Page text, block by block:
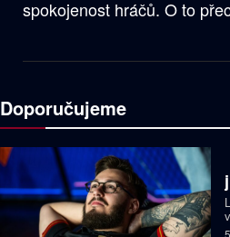
spokojenost hráčů. O to
Doporučujeme